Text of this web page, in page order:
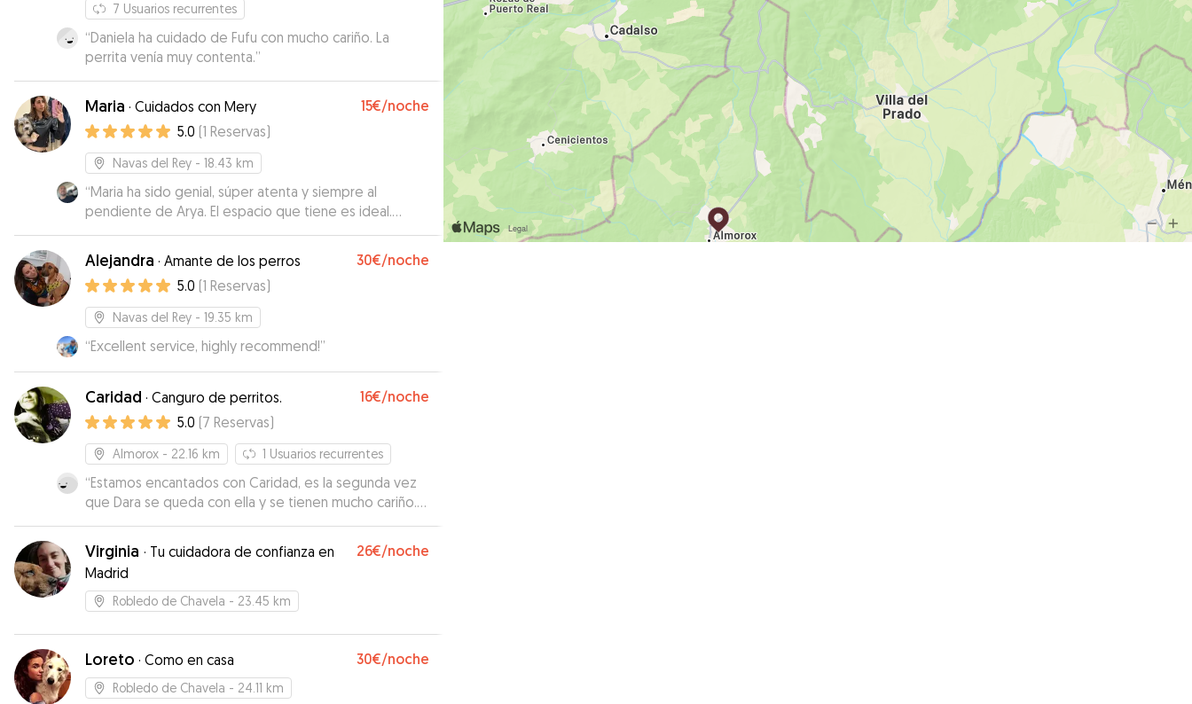
7 Usuarios recurrentes
“Daniela ha cuidado de Fufu con mucho cariño. La
perrita venía muy contenta.”
Maria · Cuidados con Mery 15€/noche
5.0 (1 Reservas)
Navas del Rey - 18.43 km
“Maria ha sido genial, súper atenta y siempre al
pendiente de Arya. El espacio que tiene es ideal.
Gracias!”
Alejandra · Amante de los perros 30€/noche
5.0 (1 Reservas)
Navas del Rey - 19.35 km
“Excellent service, highly recommend!”
Caridad · Canguro de perritos. 16€/noche
5.0 (7 Reservas)
Almorox - 22.16 km 1 Usuarios recurrentes
“Estamos encantados con Caridad, es la segunda vez
que Dara se queda con ella y se tienen mucho cariño.
Saber que está con ella nos da mucha tranquilidad por
que la cuidad de manera inmejorable 😃
Virginia · Tu cuidadora de confianza en
Madrid
26€/noche
Robledo de Chavela - 23.45 km
Loreto · Como en casa 30€/noche
Robledo de Chavela - 24.11 km